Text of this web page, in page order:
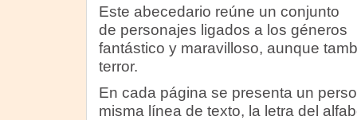
Este abecedario reúne un conjunto
de personajes ligados a los géneros
fantástico y maravilloso, aunque
terror.
En cada página se presenta un
misma línea de texto, la letra del